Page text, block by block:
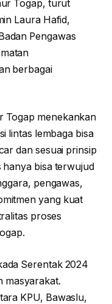
Togap, turut
Laura Hafid,
Pengawas
berbagai
Togap menekankan
lintas lembaga bisa
dan sesuai prinsip
hanya bisa terwujud
pengawas,
yang kuat
proses
Serentak 2024
masyarakat.
KPU, Bawaslu,